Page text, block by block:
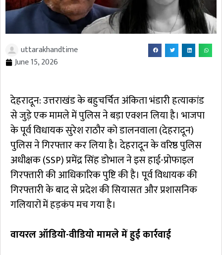
uttarakhandtime
June 15, 2026
देहरादून: उत्तराखंड के बहुचर्चित अंकिता भंडारी हत्याकांड
से जुड़े एक मामले में पुलिस ने बड़ा एक्शन लिया है। भाजपा
के पूर्व विधायक सुरेश राठौर को डालनवाला (देहरादून)
पुलिस ने गिरफ्तार कर लिया है। देहरादून के वरिष्ठ पुलिस
अधीक्षक (SSP) प्रमेंद्र सिंह डोभाल ने इस हाई-प्रोफाइल
गिरफ्तारी की आधिकारिक पुष्टि की है। पूर्व विधायक की
गिरफ्तारी के बाद से प्रदेश की सियासत और प्रशासनिक
गलियारों में हड़कंप मच गया है।
वायरल ऑडियो-वीडियो मामले में हुई कार्रवाई